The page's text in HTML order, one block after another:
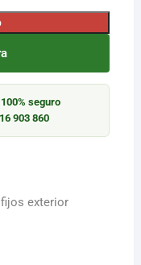
100% seguro
903 860
exterior